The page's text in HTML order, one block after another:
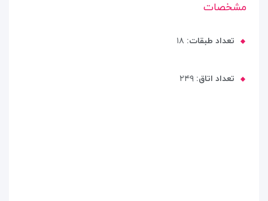
مشخصات
تعداد طبقات: ۱۸
تعداد اتاق: ۲۴۹